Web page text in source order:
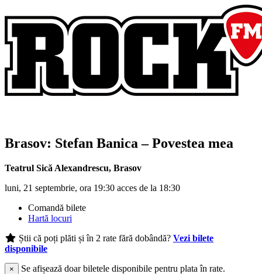
Brasov: Stefan Banica – Povestea mea
Teatrul Sică Alexandrescu, Brasov
luni, 21 septembrie, ora 19:30 acces de la 18:30
Comandă bilete
Hartă locuri
Știi că poți plăti și în 2 rate fără dobândă? Vezi bilete
disponibile
×
Se afișează doar biletele disponibile pentru plata în rate.